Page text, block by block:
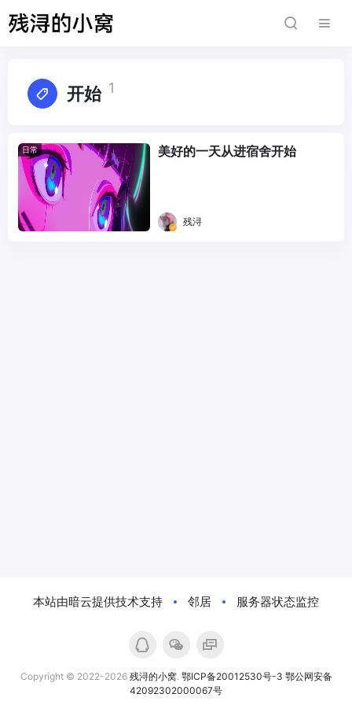
开始 1
日常 美好的一天从进宿舍开始
残浔
本站由暗云提供技术支持 邻居 服务器状态监控
Copyright © 2022-2026 残浔的小窝. 鄂ICP备20012530号-3 鄂公网安备
42092302000067号